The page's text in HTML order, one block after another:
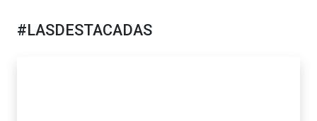
#LASDESTACADAS